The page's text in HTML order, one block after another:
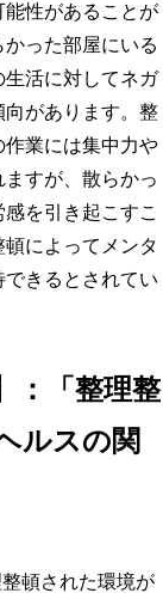
能性があることが
った部屋にいる
生活に対してネガ
があります。整
業には集中力や
すが、散らかっ
を引き起こすこ
によってメンタ
きるとされてい
：「整理整
ルスの関
頓された環境が